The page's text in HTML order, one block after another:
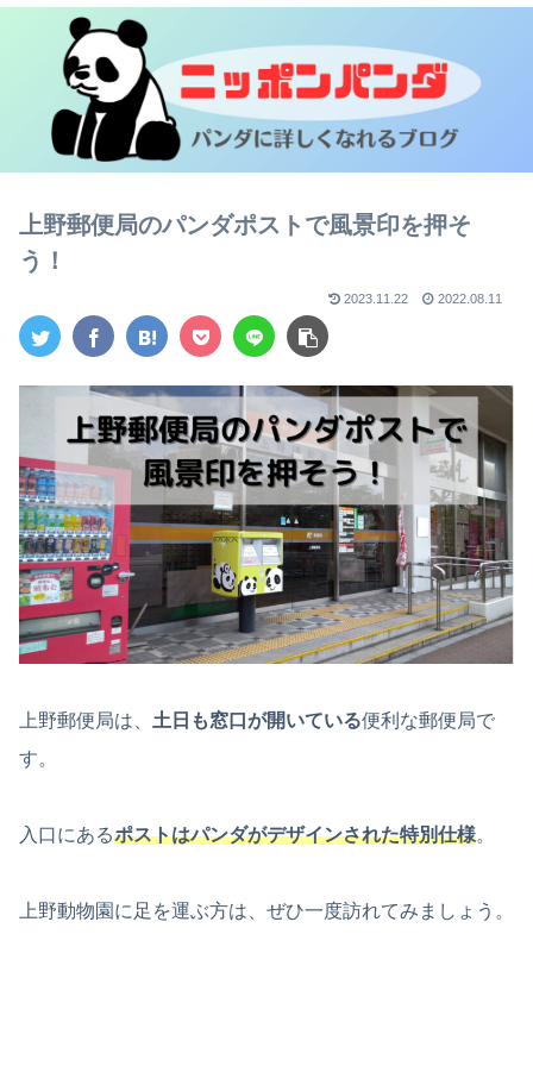
上野郵便局のパンダポストで風景印を押そ
う！
2023.11.22 2022.08.11
上野郵便局は、 土日も窓口が開いている便利な郵便局で
す。
入口にあるポストはパンダがデザインされた特別仕様。
上野動物園に足を運ぶ方は、ぜひ一度訪れてみましょう。